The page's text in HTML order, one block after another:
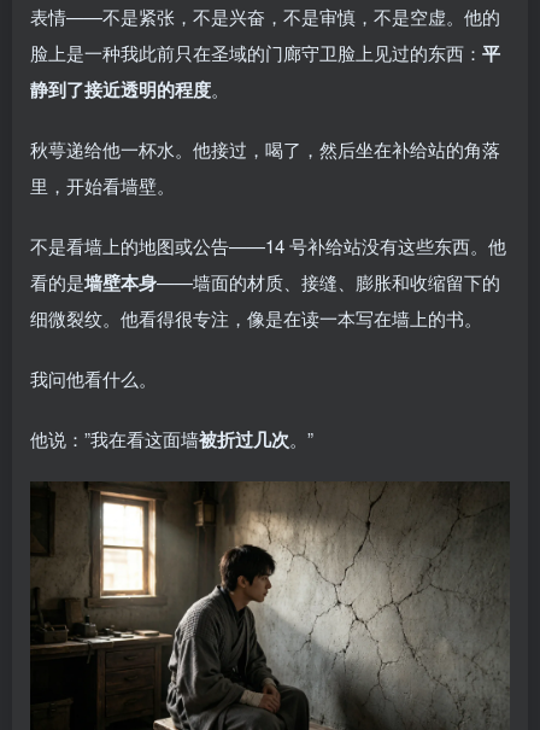
表情——不是紧张，不是兴奋，不是审慎，不是空虚。他的
脸上是一种我此前只在圣域的门廊守卫脸上见过的东西： 平
静到了接近透明的程度。
秋萼递给他一杯水。他接过，喝了，然后坐在补给站的角落
里，开始看墙壁。
不是看墙上的地图或公告——14 号补给站没有这些东西。他
看的是墙壁本身——墙面的材质、接缝、膨胀和收缩留下的
细微裂纹。他看得很专注，像是在读一本写在墙上的书。
我问他看什么。
他说：”我在看这面墙被折过几次。”